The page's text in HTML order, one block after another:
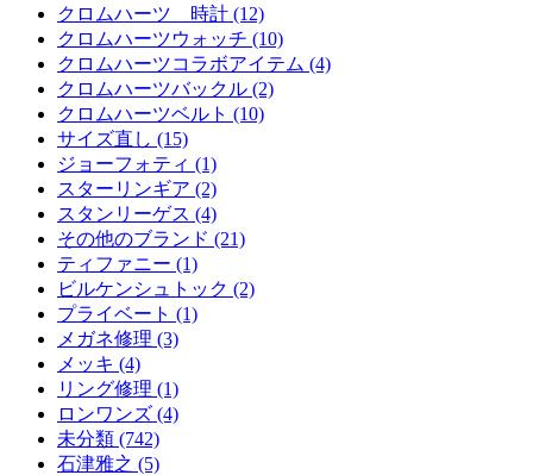
クロムハーツ 時計 (12)
クロムハーツウォッチ (10)
クロムハーツコラボアイテム (4)
クロムハーツバックル (2)
クロムハーツベルト (10)
サイズ直し (15)
ジョーフォティ (1)
スターリンギア (2)
スタンリーゲス (4)
その他のブランド (21)
ティファニー (1)
ビルケンシュトック (2)
プライベート (1)
メガネ修理 (3)
メッキ (4)
リング修理 (1)
ロンワンズ (4)
未分類 (742)
石津雅之 (5)